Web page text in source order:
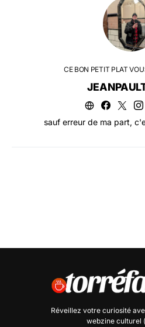
CE BON PETIT PLAT
sauf erreur de ma part,
Réveillez votre curiosité
webzine culturel